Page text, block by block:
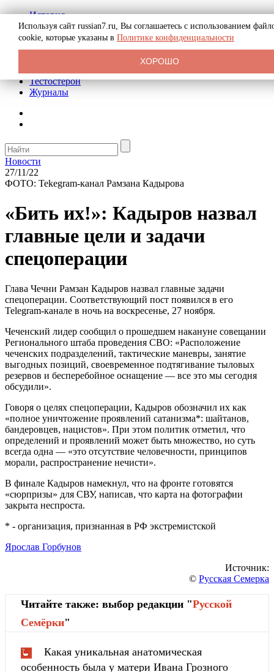
История
Биография
Криминал
Реклама на сайте
Тестостерон
Журналы
Новости
27/11/22
ФОТО: Tekegram-канал Рамзана Кадырова
«Бить их!»: Кадыров назвал
главные цели и задачи
спецоперации
Глава Чечни Рамзан Кадыров назвал главные задачи
спецоперации. Соответствующий пост появился в его
Telegram-канале в ночь на воскресенье, 27 ноября.
Чеченский лидер сообщил о прошедшем накануне совещании
Регионального штаба проведения СВО: «Расположение
чеченских подразделений, тактические маневры, занятие
выгодных позиций, своевременное подтягивание тыловых
резервов и бесперебойное оснащение — все это мы сегодня
обсудили».
Говоря о целях спецоперации, Кадыров обозначил их как
«полное уничтожение проявлений сатанизма*: шайтанов,
бандеровцев, нацистов». При этом политик отметил, что
определений и проявлений может быть множество, но суть
всегда одна — «это отсутствие человечности, принципов
морали, распространение нечисти».
В финале Кадыров намекнул, что на фронте готовятся
«сюрпризы» для СВУ, написав, что карта на фотографии
закрыта неспроста.
* - организация, признанная в РФ экстремистской
Ярослав Горбунов
Источник:
© Русская Семерка
Читайте также: выбор редакции "Русской
Cемёрки"
Какая уникальная анатомическая
особенность была у матери Ивана Грозного
Используя сайт russian7.ru, Вы соглашаетесь с использованием
cookie, которые указаны в Политике конфиденциальности
ХОРОШО